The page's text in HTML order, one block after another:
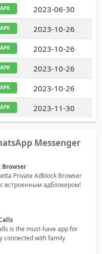
APK
2023-06-30
APK
2023-10-26
APK
2023-10-26
APK
2023-10-26
APK
2023-10-26
APK 2023-11-30
Messenger
Private Adblock Browser
встроенным адблокером!
is the must-have app for
connected with family